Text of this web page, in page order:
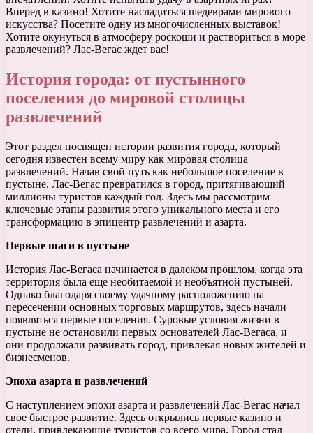
Вперед в казино! Хотите насладиться шедеврами мирового
искусства? Посетите одну из многочисленных выставок!
Хотите окунуться в атмосферу роскоши и раствориться в море
развлечений? Лас-Вегас ждет вас!
История города: от пустынного
поселения до мировой столицы
развлечений
Этот раздел посвящен истории развития города, который
сегодня известен всему миру как мировая столица
развлечений. Начав свой путь как небольшое поселение в
пустыне, Лас-Вегас превратился в город, притягивающий
миллионы туристов каждый год. Здесь мы рассмотрим
ключевые этапы развития этого уникального места и его
трансформацию в эпицентр развлечений и азарта.
Первые шаги в пустыне
История Лас-Вегаса начинается в далеком прошлом, когда эта
территория была еще необитаемой и необъятной пустыней.
Однако благодаря своему удачному расположению на
пересечении основных торговых маршрутов, здесь начали
появляться первые поселения. Суровые условия жизни в
пустыне не остановили первых основателей Лас-Вегаса, и
они продолжали развивать город, привлекая новых жителей и
бизнесменов.
Эпоха азарта и развлечений
С наступлением эпохи азарта и развлечений Лас-Вегас начал
свое быстрое развитие. Здесь открылись первые казино и
отели, привлекающие туристов со всего мира. Город стал